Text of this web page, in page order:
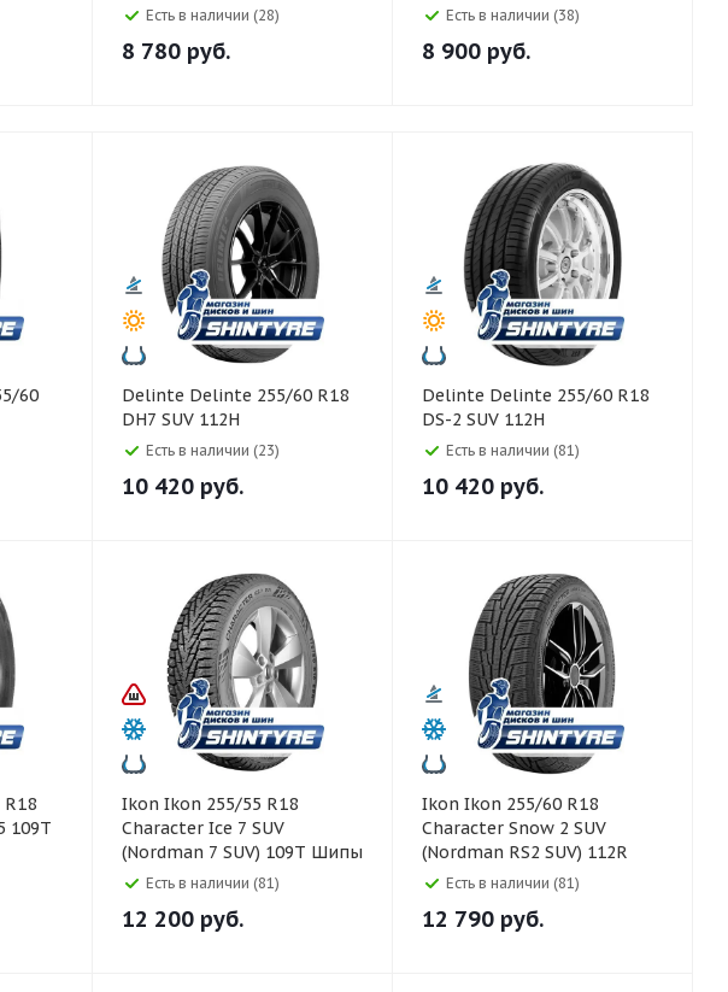
Есть в наличии (28)
8 780 руб.
Есть в наличии (38)
8 900 руб.
Delinte Delinte 255/60 R18
DH7 SUV 112H
Есть в наличии (23)
10 420 руб.
Delinte Delinte 255/60 R18
DS-2 SUV 112H
Есть в наличии (81)
10 420 руб.
109T
Ikon Ikon 255/55 R18
Character Ice 7 SUV
(Nordman 7 SUV) 109T Шипы
Есть в наличии (81)
12 200 руб.
Ikon Ikon 255/60 R18
Character Snow 2 SUV
(Nordman RS2 SUV) 112R
Есть в наличии (81)
12 790 руб.